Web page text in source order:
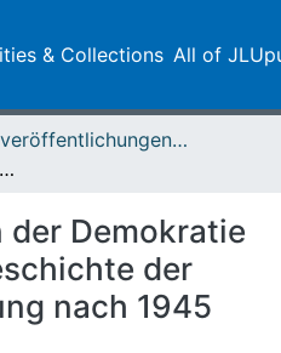
& Collections All of
Zweitveröffentlichungen (grüner Weg)
Politik-Lernen in der Demokratie : Zur Theoriengeschichte der politischen Bildung nach 1945
Demokratie
der
nach 1945